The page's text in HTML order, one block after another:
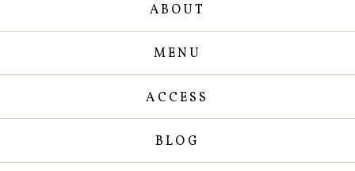
ABOUT
MENU
ACCESS
BLOG